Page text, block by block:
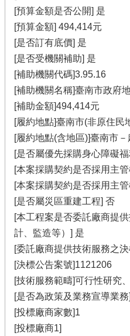
[預算金額是否公開] 是
[預算金額] 494,414元
[是否訂有底價] 是
[是否受機關補助] 是
[補助機關代碼]3.95.16
[補助機關名稱]臺南市政府
[補助金額]494,414元
[履約地點]臺南市(非原住民
[履約地點(含地區)]臺南市－
[是否屬優先採購身心障礙
[本案採購契約是否採用主
[本案採購契約是否採用主
[是否屬災區重建工程] 否
[本工程案是否委託廠商提
計、監造等）] 是
[委託廠商提供技術服務之
[決標公告案號]1121206
[技術服務範疇]可行性研究
[是否為政策及業務宣導業
[投標廠商家數]1
[投標廠商1]